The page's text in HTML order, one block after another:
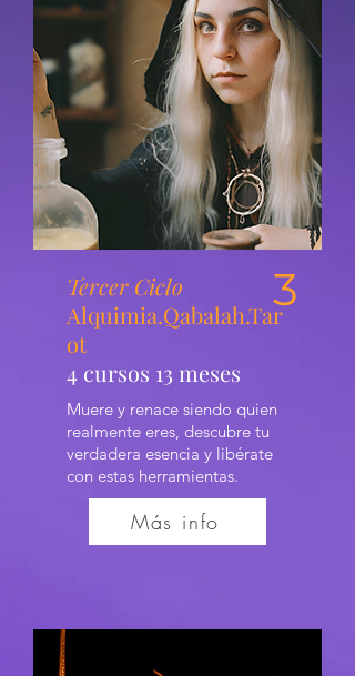
Tercer Ciclo
Alquimia.Qabalah.Tar
ot
4 cursos 13 meses
3
Muere y renace siendo quien
realmente eres, descubre tu
verdadera esencia y libérate
con estas herramientas.
Más info